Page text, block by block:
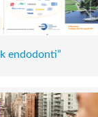
endodonti”